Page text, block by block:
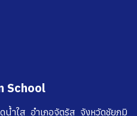
School
ำใส อำเภอจัตุรัส จังหวัดชัยภูมิ